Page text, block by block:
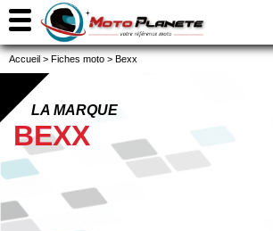
Accueil > Fiches moto > Bexx
LA MARQUE
BEXX